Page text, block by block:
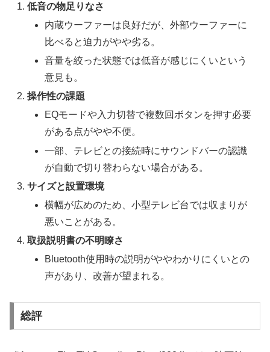
低音の物足りなさ
内蔵ウーファーは良好だが、外部ウーファーに
比べると迫力がやや劣る。
音量を絞った状態では低音が感じにくいという
意見も。
操作性の課題
EQモードや入力切替で複数回ボタンを押す必要
がある点がやや不便。
一部、テレビとの接続時にサウンドバーの認識
が自動で切り替わらない場合がある。
サイズと設置環境
横幅が広めのため、小型テレビ台では収まりが
悪いことがある。
取扱説明書の不明瞭さ
Bluetooth使用時の説明がややわかりにくいとの
声があり、改善が望まれる。
総評